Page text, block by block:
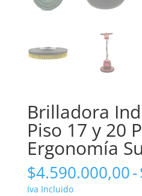
Brilladora
Piso 17 y 20
Ergonomía
$4.590.000,00-
Iva Incluido